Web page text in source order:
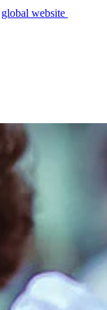
global website